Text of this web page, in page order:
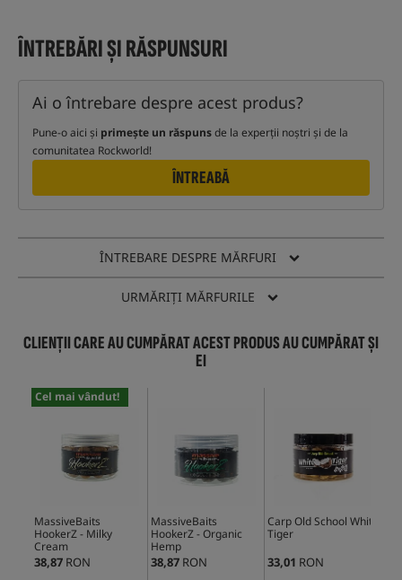
ÎNTREBĂRI ȘI RĂSPUNSURI
Ai o întrebare despre acest produs?
Pune-o aici și primește un răspunsde la experții noștri și de la
comunitatea Rockworld!
ÎNTREABĂ
ÎNTREBARE DESPRE MĂRFURI
URMĂRIȚI MĂRFURILE
CLIENȚII CARE AU CUMPĂRAT ACEST PRODUS AU CUMPĂRAT ȘI
EI
Cel mai vândut!
MassiveBaits
HookerZ - Milky
Cream
38,87 RON
MassiveBaits
HookerZ - Organic
Hemp
38,87 RON
Carp Old School White
Tiger
33,01 RON